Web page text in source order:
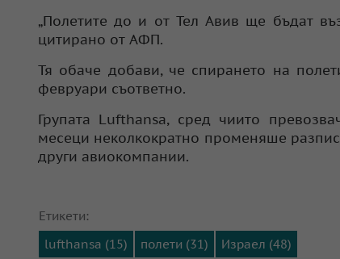
„Полетите до и от Тел Авив ще бъдат
цитирано от АФП.
Тя обаче добави, че спирането на
февруари съответно.
Групата Lufthansa, сред чиито
месеци неколкократно променяше
други авиокомпании.
Етикети:
lufthansa (15)
полети (31) Израел (48)